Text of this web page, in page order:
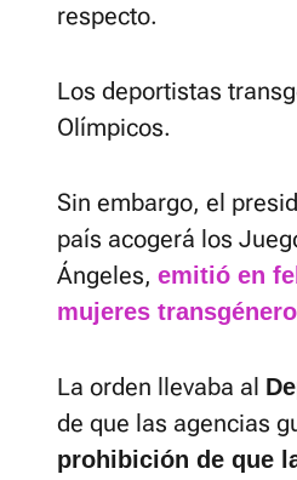
respecto.
Los deportistas
Olímpicos.
Sin embargo, el
país acogerá los
Ángeles, emitió en
mujeres transgénero
La orden llevaba al
de que las agencias
prohibición de que